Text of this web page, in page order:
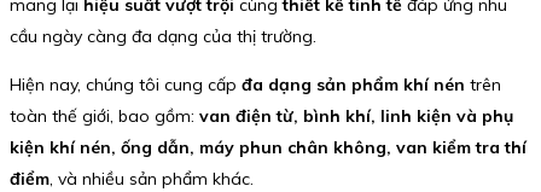
mang lại hiệu suất vượt trội cùngthiết kế tinh tế đáp ứng nhu
cầu ngày càng đa dạng của thị trường.
Hiện nay, chúng tôi cung cấp đa dạng sản phẩm khí nén trên
toàn thế giới, bao gồm: van điện từ, bình khí, linh kiện và phụ
kiện khí nén, ống dẫn, máy phun chân không, van kiểm tra thí
điểm, và nhiều sản phẩm khác.